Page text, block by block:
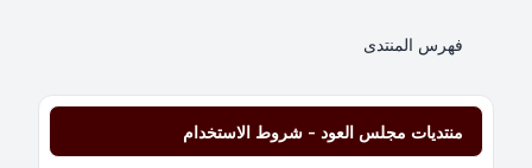
فهرس المنتدى
منتديات مجلس العود - شروط الاستخدام